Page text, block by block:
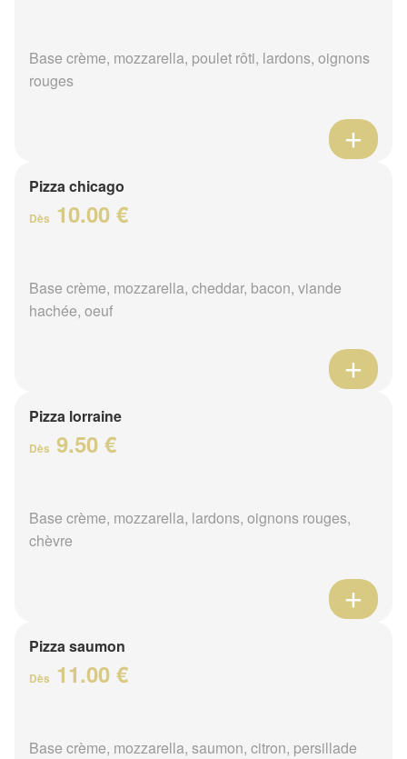
Base crème, mozzarella, poulet rôti, lardons, oignons
rouges
Pizza chicago
Dès 10.00 €
Base crème, mozzarella, cheddar, bacon, viande
hachée, oeuf
Pizza lorraine
Dès 9.50 €
Base crème, mozzarella, lardons, oignons rouges,
chèvre
Pizza saumon
Dès 11.00 €
Base crème, mozzarella, saumon, citron, persillade